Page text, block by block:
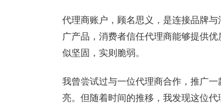
代理商账户，顾名思义，是连接品牌
广产品，消费者信任代理商能够提供
似坚固，实则脆弱。
我曾尝试过与一位代理商合作，推广
亮。但随着时间的推移，我发现这位